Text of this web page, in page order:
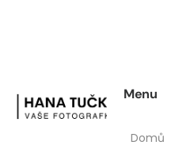
Menu
Domů